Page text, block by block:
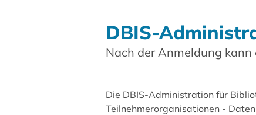
DBIS-
Nach der Anmeldung kann
Die DBIS-Administration für
Teilnehmerorganisationen -